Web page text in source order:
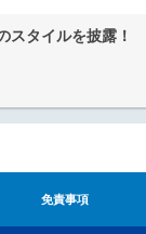
スタイルを披露！
免責事項